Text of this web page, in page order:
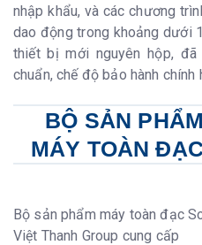
nhập khẩu, và các chương
dao động trong khoảng dưới
thiết bị mới nguyên hộp,
chuẩn, chế độ bảo hành chính
BỘ SẢN
MÁY TOÀN
Bộ sản phẩm máy toàn đạc
Việt Thanh Group cung cấp